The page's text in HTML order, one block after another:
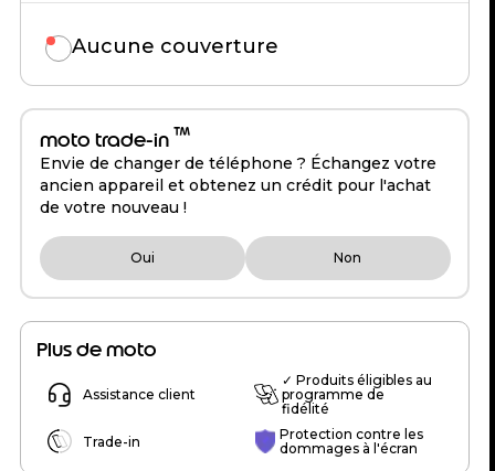
Aucune couverture
moto trade-in ™
Envie de changer de téléphone ? Échangez votre
ancien appareil et obtenez un crédit pour l'achat
de votre nouveau !
Oui Non
Plus de moto
Assistance client
✓ Produits éligibles au
programme de
fidélité
Trade-in
Protection contre les
dommages à l'écran